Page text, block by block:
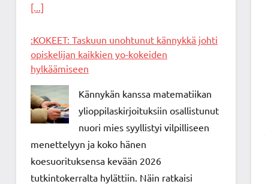
[...]
:KOKEET: Taskuun unohtunut kännykkä johti
opiskelijan kaikkien yo-kokeiden
hylkäämiseen
Kännykän kanssa matematiikan
ylioppilaskirjoituksiin osallistunut
nuori mies syyllistyi vilpilliseen
menettelyyn ja koko hänen
koesuorituksensa kevään 2026
tutkintokerralta hylättiin. Näin ratkaisi